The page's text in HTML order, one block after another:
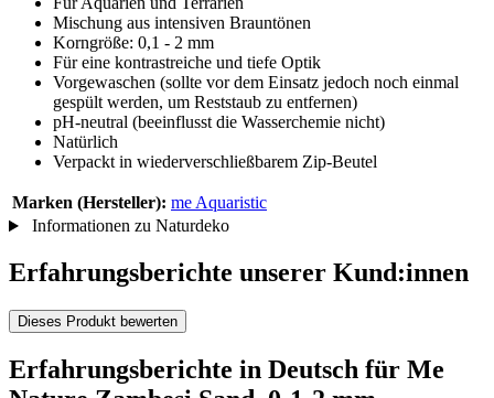
Mischung aus intensiven Brauntönen
Korngröße: 0,1 - 2 mm
Für eine kontrastreiche und tiefe Optik
Vorgewaschen (sollte vor dem Einsatz jedoch noch einmal
gespült werden, um Reststaub zu entfernen)
pH-neutral (beeinflusst die Wasserchemie nicht)
Natürlich
Verpackt in wiederverschließbarem Zip-Beutel
Marken (Hersteller): me Aquaristic
Informationen zu Naturdeko
Erfahrungsberichte unserer Kund:innen
Dieses Produkt bewerten
Erfahrungsberichte in Deutsch für Me